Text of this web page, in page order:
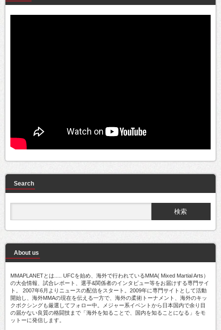
Search
About us
MMAPLANETとは..... UFCを始め、海外で行われているMMA( Mixed Martial Arts）
の大会情報、試合レポート、選手&関係者のインタビュー等をお届けする専門サイ
ト。 2007年6月よりニュースの配信をスタート。2009年に専門サイトとして活動
開始し、海外MMAの現在を伝える一方で、海外の柔術トーナメント、海外のキッ
クボクシングも厳選してフォロー中。メジャー系イベントから日本国内で余り目
の届かない良質の格闘技まで「海外を知ることで、国内を知ることになる」をモ
ットーに発信します。